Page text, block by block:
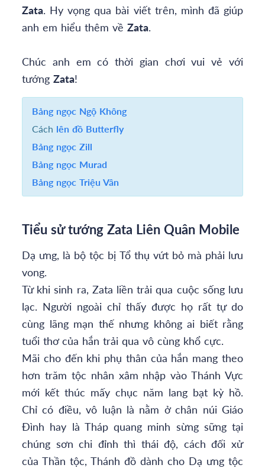
Zata. Hy vọng qua bài viết trên, mình đã giúp
anh em hiểu thêm về Zata.
Chúc anh em có thời gian chơi vui vẻ với
tướng Zata!
Bảng ngọc Ngộ Không
Cách lên đồ Butterfly
Bảng ngọc Zill
Bảng ngọc Murad
Bảng ngọc Triệu Vân
Tiểu sử tướng Zata Liên Quân Mobile
Dạ ưng, là bộ tộc bị Tổ thụ vứt bỏ mà phải lưu
vong.
Từ khi sinh ra, Zata liền trải qua cuộc sống lưu
lạc. Người ngoài chỉ thấy được họ rất tự do
cùng lãng mạn thế nhưng không ai biết rằng
tuổi thơ của hắn trải qua vô cùng khổ cực.
Mãi cho đến khi phụ thân của hắn mang theo
hơn trăm tộc nhân xâm nhập vào Thánh Vực
mới kết thúc mấy chục năm lang bạt kỳ hồ.
Chỉ có điều, vô luận là nằm ở chân núi Giáo
Đình hay là Tháp quang minh sừng sững tại
chúng sơn chi đỉnh thì thái độ, cách đối xử
của Thần tộc, Thánh đồ dành cho Dạ ưng tộc